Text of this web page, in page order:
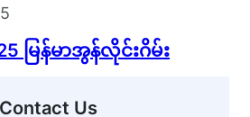
မြန်မာအွန်လိုင်းဂိမ်း
Contact Us